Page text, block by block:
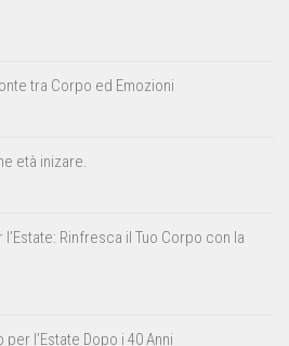
tra Corpo ed Emozioni
età inizare.
Rinfresca il Tuo Corpo con la
l’Estate Dopo i 40 Anni